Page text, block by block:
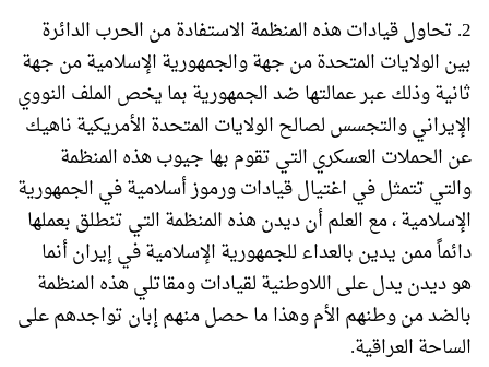
2. تحاول قيادات هذه المنظمة الاستفادة من الحرب الدائرة
بين الولايات المتحدة من جهة والجمهورية الإسلامية من جهة
ثانية وذلك عبر عمالتها ضد الجمهورية بما يخص الملف النووي
الإيراني والتجسس لصالح الولايات المتحدة الأمريكية ناهيك
عن الحملات العسكري التي تقوم بها جيوب هذه المنظمة
والتي تتمثل في اغتيال قيادات ورموز أسلامية في الجمهورية
الإسلامية ، مع العلم أن ديدن هذه المنظمة التي تنطلق بعملها
دائماً ممن يدين بالعداء للجمهورية الإسلامية في إيران أنما
هو ديدن يدل على اللاوطنية لقيادات ومقاتلي هذه المنظمة
بالضد من وطنهم الأم وهذا ما حصل منهم إبان تواجدهم على
الساحة العراقية.